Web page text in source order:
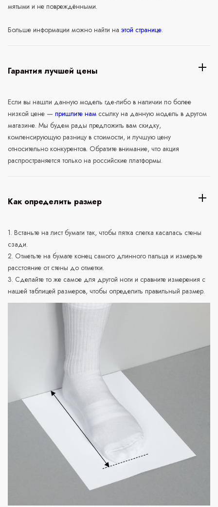
мятыми и не повреждёнными.
Больше информации можно найти на этой странице.
Гарантия лучшей цены
Если вы нашли данную модель где-либо в наличии по более
низкой цене — пришлите нам ссылку на данную модель в другом
магазине. Мы будем рады предложить вам скидку,
компенсирующую разницу в стоимости, и лучшую цену
относительно конкурентов. Обратите внимание, что акция
распространяется только на российские платформы.
Как определить размер
1. Встаньте на лист бумаги так, чтобы пятка слегка касалась стены
сзади.
2. Отметьте на бумаге конец самого длинного пальца и измерьте
расстояние от стены до отметки.
3. Сделайте то же самое для другой ноги и сравните измерения с
нашей таблицей размеров, чтобы определить правильный размер.